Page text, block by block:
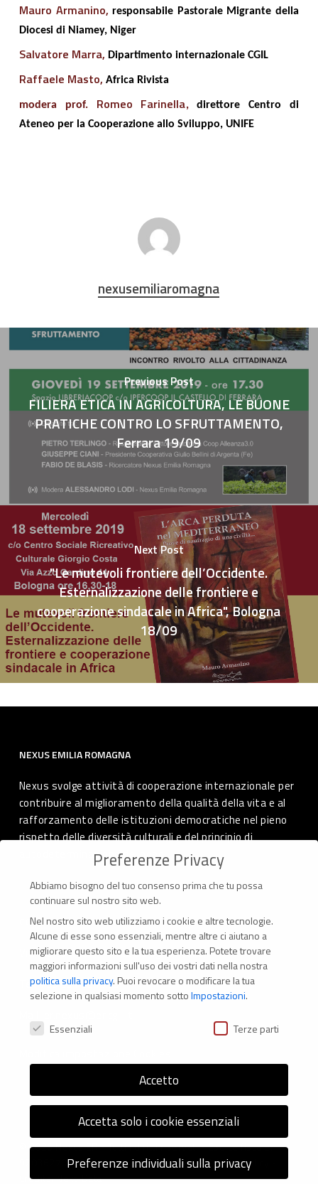
Mauro Armanino,responsabile Pastorale Migrante della
Diocesi di Niamey, Niger
Salvatore Marra, Dipartimento internazionale CGIL
Raffaele Masto, Africa Rivista
modera prof. Romeo Farinella,direttore Centro di
Ateneo per la Cooperazione allo Sviluppo, UNIFE
nexusemiliaromagna
Previous Post
FILIERA ETICA IN AGRICOLTURA, LE BUONE
PRATICHE CONTRO LO SFRUTTAMENTO,
Ferrara 19/09
Next Post
"Le mutevoli frontiere dell’Occidente.
Esternalizzazione delle frontiere e
cooperazione sindacale in Africa", Bologna
18/09
NEXUS EMILIA ROMAGNA
Nexus svolge attività di cooperazione internazionale per
contribuire al miglioramento della qualità della vita e al
rafforzamento delle istituzioni democratiche nel pieno
rispetto delle diversità culturali e del principio di
autodeterminazione dei popoli.
CONTATTI
Via Marconi 69 – 40122 Bologna (Italia)
Tel. +39 051 294 775
© 2026 Nexus ER - Tutti i diritti riservati - Codice fiscale:
92036270376 -Informativa sui CookieePrivacy Policy
Credits: Next-Data
Preferenze Privacy
Abbiamo bisogno del tuo consenso prima che tu possa
continuare sul nostro sito web.
Nel nostro sito web utilizziamo i cookie e altre tecnologie.
Alcune di esse sono essenziali, mentre altre ci aiutano a
migliorare questo sito e la tua esperienza. Potete trovare
maggiori informazioni sull'uso dei vostri dati nella nostra
politica sulla privacy. Puoi revocare o modificare la tua
selezione in qualsiasi momento sottoImpostazioni.
Preferenze Privacy
Essenziali Terze parti
Accetto
Accetta solo i cookie essenziali
Preferenze individuali sulla privacy